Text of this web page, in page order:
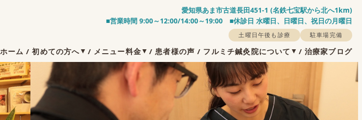
愛知県あま市古道長田451-1 (名鉄七宝駅から北へ1km)
■営業時間 9:00～12:00/14:00～19:00 ■休診日 水曜日、日曜日、祝日の月曜日
土曜日午後も診療 駐車場完備
ホーム / 初めての方へ / メニュー料金 / 患者様の声 / フルミチ鍼灸院について / 治療家ブログ